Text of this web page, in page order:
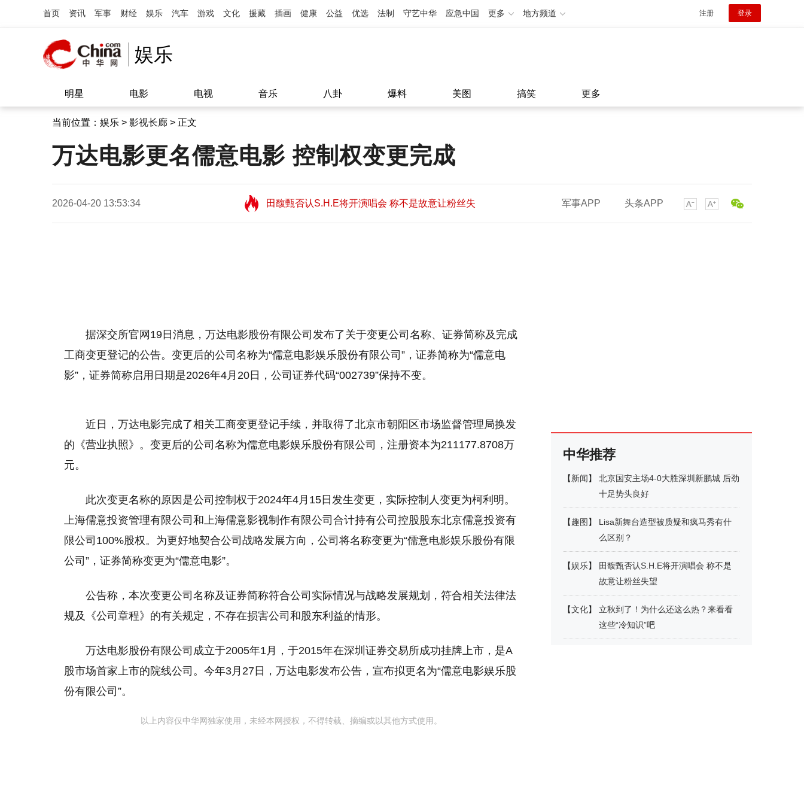
首页 资讯 军事 财经 娱乐 汽车 游戏 文化 援藏 插画 健康 公益 优选 法制 守艺中华 应急中国 更多 地方频道 注册 登录
娱乐
明星 电影 电视 音乐 八卦 爆料 美图 搞笑 更多
当前位置： 娱乐 > 影视长廊 > 正文
万达电影更名儒意电影 控制权变更完成
2026-04-20 13:53:34
田馥甄否认S.H.E将开演唱会 称不是故意让粉丝失
望11:08
田馥甄否认S.H.E将开演唱会 称不是故意让粉丝失
军事APP 头条APP
据深交所官网19日消息，万达电影股份有限公司发布了关于变更公司名称、证券简称及完成
工商变更登记的公告。变更后的公司名称为“儒意电影娱乐股份有限公司”，证券简称为“儒意电
影”，证券简称启用日期是2026年4月20日，公司证券代码“002739”保持不变。
近日，万达电影完成了相关工商变更登记手续，并取得了北京市朝阳区市场监督管理局换发
的《营业执照》。变更后的公司名称为儒意电影娱乐股份有限公司，注册资本为211177.8708万
元。
此次变更名称的原因是公司控制权于2024年4月15日发生变更，实际控制人变更为柯利明。
上海儒意投资管理有限公司和上海儒意影视制作有限公司合计持有公司控股股东北京儒意投资有
限公司100%股权。为更好地契合公司战略发展方向，公司将名称变更为“儒意电影娱乐股份有限
公司”，证券简称变更为“儒意电影”。
公告称，本次变更公司名称及证券简称符合公司实际情况与战略发展规划，符合相关法律法
规及《公司章程》的有关规定，不存在损害公司和股东利益的情形。
万达电影股份有限公司成立于2005年1月，于2015年在深圳证券交易所成功挂牌上市，是A
股市场首家上市的院线公司。今年3月27日，万达电影发布公告，宣布拟更名为“儒意电影娱乐股
份有限公司”。
以上内容仅中华网独家使用，未经本网授权，不得转载、摘编或以其他方式使用。
中华推荐
【新闻】
北京国安主场4-0大胜深圳新鹏城 后劲
十足势头良好
【趣图 】
Lisa新舞台造型被质疑和疯马秀有什
么区别？
【娱乐】
田馥甄否认S.H.E将开演唱会 称不是
故意让粉丝失望
【文化】
立秋到了！为什么还这么热？来看看
这些“冷知识”吧